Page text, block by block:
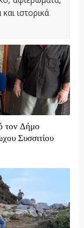
ιστορικά
τον Δήμο
Συσσιτίου